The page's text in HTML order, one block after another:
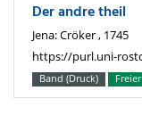
Der andre theil
Jena: Cröker , 1745
https://purl.uni-
Band (Druck) Freier